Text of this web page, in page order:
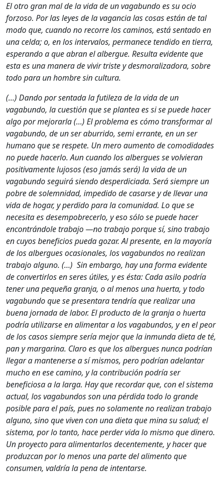
El otro gran mal de la vida de un vagabundo es su ocio
forzoso. Por las leyes de la vagancia las cosas están de tal
modo que, cuando no recorre los caminos, está sentado en
una celda; o, en los intervalos, permanece tendido en tierra,
esperando a que abran el albergue. Resulta evidente que
esta es una manera de vivir triste y desmoralizadora, sobre
todo para un hombre sin cultura.
(…) Dando por sentada la futileza de la vida de un
vagabundo, la cuestión que se plantea es si se puede hacer
algo por mejorarla (…) El problema es cómo transformar al
vagabundo, de un ser aburrido, semi errante, en un ser
humano que se respete. Un mero aumento de comodidades
no puede hacerlo. Aun cuando los albergues se volvieran
positivamente lujosos (eso jamás será) la vida de un
vagabundo seguirá siendo desperdiciada. Será siempre un
pobre de solemnidad, impedido de casarse y de llevar una
vida de hogar, y perdido para la comunidad. Lo que se
necesita es desempobrecerlo, y eso sólo se puede hacer
encontrándole trabajo —no trabajo porque sí, sino trabajo
en cuyos beneficios pueda gozar. Al presente, en la mayoría
de los albergues ocasionales, los vagabundos no realizan
trabajo alguno. (…) Sin embargo, hay una forma evidente
de convertirlos en seres útiles, y es ésta: Cada asilo podría
tener una pequeña granja, o al menos una huerta, y todo
vagabundo que se presentara tendría que realizar una
buena jornada de labor. El producto de la granja o huerta
podría utilizarse en alimentar a los vagabundos, y en el peor
de los casos siempre sería mejor que la inmunda dieta de té,
pan y margarina. Claro es que los albergues nunca podrían
llegar a mantenerse a sí mismos, pero podrían adelantar
mucho en ese camino, y la contribución podría ser
beneficiosa a la larga. Hay que recordar que, con el sistema
actual, los vagabundos son una pérdida todo lo grande
posible para el país, pues no solamente no realizan trabajo
alguno, sino que viven con una dieta que mina su salud; el
sistema, por lo tanto, hace perder vida lo mismo que dinero.
Un proyecto para alimentarlos decentemente, y hacer que
produzcan por lo menos una parte del alimento que
consumen, valdría la pena de intentarse.